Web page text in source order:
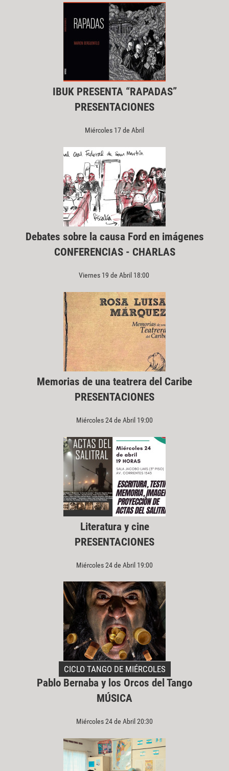
IBUK PRESENTA “RAPADAS”
PRESENTACIONES
Miércoles 17 de Abril
Debates sobre la causa Ford en imágenes
CONFERENCIAS - CHARLAS
Viernes 19 de Abril 18:00
Memorias de una teatrera del Caribe
PRESENTACIONES
Miércoles 24 de Abril 19:00
Literatura y cine
PRESENTACIONES
Miércoles 24 de Abril 19:00
CICLO TANGO DE MIÉRCOLES
Pablo Bernaba y los Orcos del Tango
MÚSICA
Miércoles 24 de Abril 20:30